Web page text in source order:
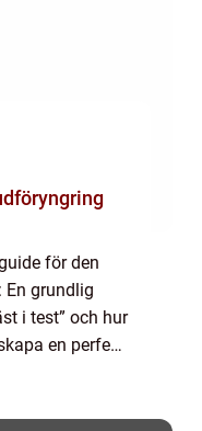
för den
En grundlig
i test” och hur
en perfekt